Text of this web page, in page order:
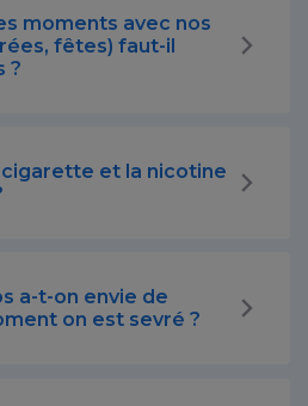
moments avec nos
fêtes) faut-il
?
et la nicotine
a-t-on envie de
on est sevré ?